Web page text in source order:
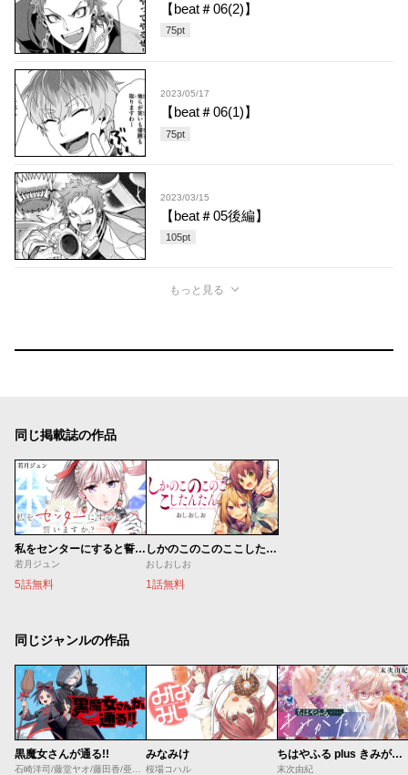
【beat＃06(2)】
75pt
2023/05/17
【beat＃06(1)】
75pt
2023/03/15
【beat＃05後編】
105pt
もっと見る
同じ掲載誌の作品
私をセンターにすると誓いますか？
若月ジュン
5話無料
しかのこのこのここしたんたん
おしおしお
1話無料
同じジャンルの作品
黒魔女さんが通る!! みなみけ
桜場コハル
ちはやふる plus きみがため
末次由紀